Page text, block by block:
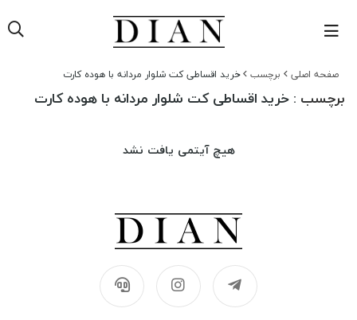
صفحه اصلی برچسب خرید اقساطی کت شلوار مردانه با هوده کارت
برچسب : خرید اقساطی کت شلوار مردانه با هوده کارت
هیچ آیتمی یافت نشد